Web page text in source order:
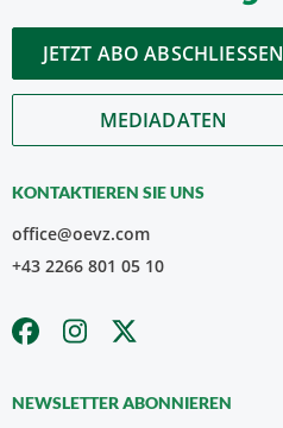
JETZT ABO ABSCHLIESSEN
MEDIADATEN
KONTAKTIEREN SIE UNS
office@oevz.com
+43 2266 801 05 10
NEWSLETTER ABONNIEREN